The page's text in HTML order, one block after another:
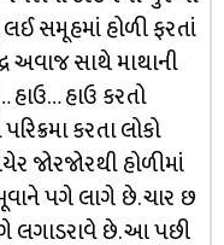
સમૂહમાં હોળી ફરતાં
અવાજ સાથે માથાની
હાઉ… હાઉ કરતો
કરતા લોકો
જોરજોરથી હોળીમાં
પગે લાગે છે. ચાર છ
લગાડરાવે છે. આ પછી